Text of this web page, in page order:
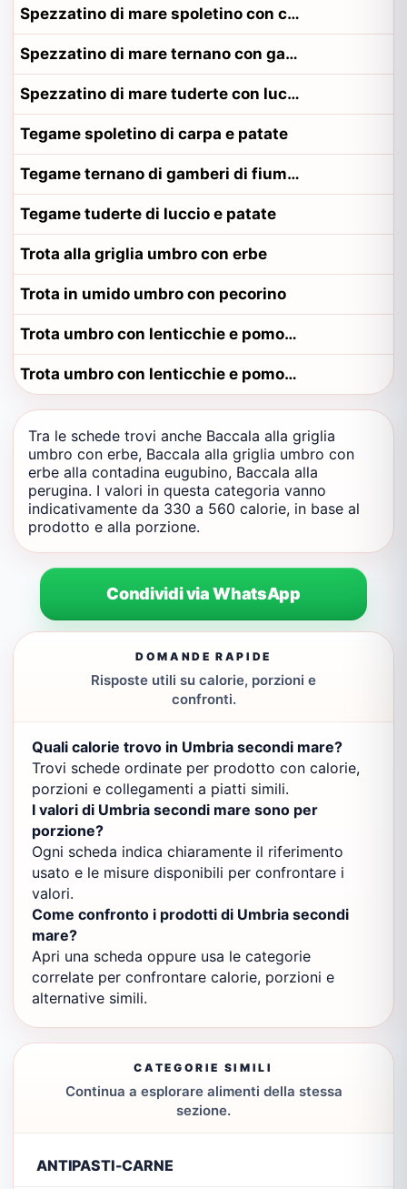
Spezzatino di mare spoletino con carpa
Spezzatino di mare ternano con gamberi di fiume
Spezzatino di mare tuderte con luccio
Tegame spoletino di carpa e patate
Tegame ternano di gamberi di fiume e patate
Tegame tuderte di luccio e patate
Trota alla griglia umbro con erbe
Trota in umido umbro con pecorino
Trota umbro con lenticchie e pomodoro
Trota umbro con lenticchie e pomodoro alla contadina perugino
Tra le schede trovi anche Baccala alla griglia
umbro con erbe, Baccala alla griglia umbro con
erbe alla contadina eugubino, Baccala alla
perugina. I valori in questa categoria vanno
indicativamente da 330 a 560 calorie, in base al
prodotto e alla porzione.
Condividi via WhatsApp
DOMANDE RAPIDE
Risposte utili su calorie, porzioni e
confronti.
Quali calorie trovo in Umbria secondi mare?
Trovi schede ordinate per prodotto con calorie,
porzioni e collegamenti a piatti simili.
I valori di Umbria secondi mare sono per
porzione?
Ogni scheda indica chiaramente il riferimento
usato e le misure disponibili per confrontare i
valori.
Come confronto i prodotti di Umbria secondi
mare?
Apri una scheda oppure usa le categorie
correlate per confrontare calorie, porzioni e
alternative simili.
CATEGORIE SIMILI
Continua a esplorare alimenti della stessa
sezione.
ANTIPASTI-CARNE